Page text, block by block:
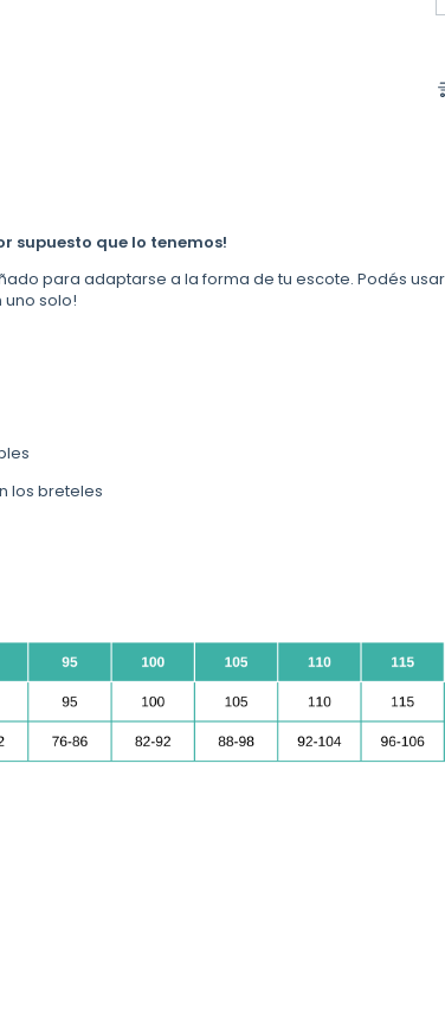
supuesto que lo tenemos!
para adaptarse a la forma de tu escote. Podés
uno solo!
los breteles